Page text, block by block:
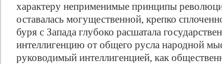
характеру неприменимые принципы
оставалась могущественной, крепко
буря с Запада глубоко расшатала
интеллигенцию от общего русла народной
руководимый интеллигенцией, как